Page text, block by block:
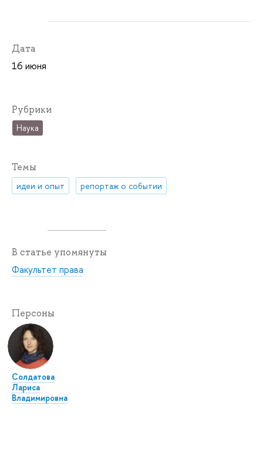
Дата
16 июня
Рубрики
Наука
Темы
идеи и опыт репортаж о событии
В статье упомянуты
Факультет права
Персоны
Солдатова
Лариса
Владимировна